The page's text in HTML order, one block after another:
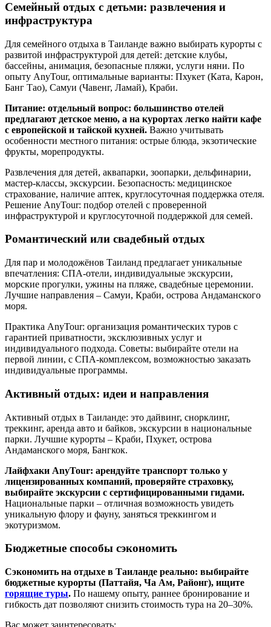
Семейный отдых с детьми: развлечения и
инфраструктура
Для семейного отдыха в Таиланде важно выбирать курорты с
развитой инфраструктурой для детей: детские клубы,
бассейны, анимация, безопасные пляжи, услуги няни. По
опыту AnyTour, оптимальные варианты: Пхукет (Ката, Карон,
Банг Тао), Самуи (Чавенг, Ламай), Краби.
Питание: отдельный вопрос: большинство отелей
предлагают детское меню, а на курортах легко найти кафе
с европейской и тайской кухней. Важно учитывать
особенности местного питания: острые блюда, экзотические
фрукты, морепродукты.
Развлечения для детей, аквапарки, зоопарки, дельфинарии,
мастер-классы, экскурсии. Безопасность: медицинское
страхование, наличие аптек, круглосуточная поддержка отеля.
Решение AnyTour: подбор отелей с проверенной
инфраструктурой и круглосуточной поддержкой для семей.
Романтический или свадебный отдых
Для пар и молодожёнов Таиланд предлагает уникальные
впечатления: СПА-отели, индивидуальные экскурсии,
морские прогулки, ужины на пляже, свадебные церемонии.
Лучшие направления – Самуи, Краби, острова Андаманского
моря.
Практика AnyTour: организация романтических туров с
гарантией приватности, эксклюзивных услуг и
индивидуального подхода. Советы: выбирайте отели на
первой линии, с СПА-комплексом, возможностью заказать
индивидуальные программы.
Активный отдых: идеи и направления
Активный отдых в Таиланде: это дайвинг, снорклинг,
треккинг, аренда авто и байков, экскурсии в национальные
парки. Лучшие курорты – Краби, Пхукет, острова
Андаманского моря, Бангкок.
Лайфхаки AnyTour: арендуйте транспорт только у
лицензированных компаний, проверяйте страховку,
выбирайте экскурсии с сертифицированными гидами.
Национальные парки – отличная возможность увидеть
уникальную флору и фауну, заняться треккингом и
экотуризмом.
Бюджетные способы сэкономить
Сэкономить на отдыхе в Таиланде реально: выбирайте
бюджетные курорты (Паттайя, Ча Ам, Районг), ищите
горящие туры. По нашему опыту, раннее бронирование и
гибкость дат позволяют снизить стоимость тура на 20–30%.
Вас может заинтересовать: